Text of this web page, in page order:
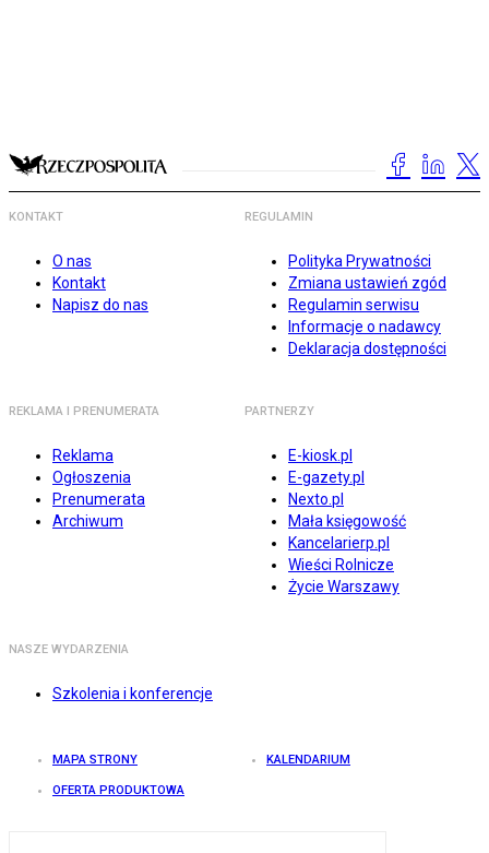
KONTAKT
O nas
Kontakt
Napisz do nas
REGULAMIN
Polityka Prywatności
Zmiana ustawień zgód
Regulamin serwisu
Informacje o nadawcy
Deklaracja dostępności
REKLAMA I PRENUMERATA
Reklama
Ogłoszenia
Prenumerata
Archiwum
PARTNERZY
E-kiosk.pl
E-gazety.pl
Nexto.pl
Mała księgowość
Kancelarierp.pl
Wieści Rolnicze
Życie Warszawy
NASZE WYDARZENIA
Szkolenia i konferencje
MAPA STRONY KALENDARIUM
OFERTA PRODUKTOWA